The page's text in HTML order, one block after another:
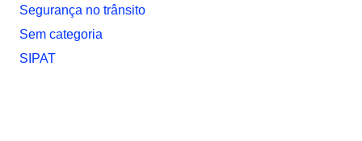
Segurança no trânsito
Sem categoria
SIPAT